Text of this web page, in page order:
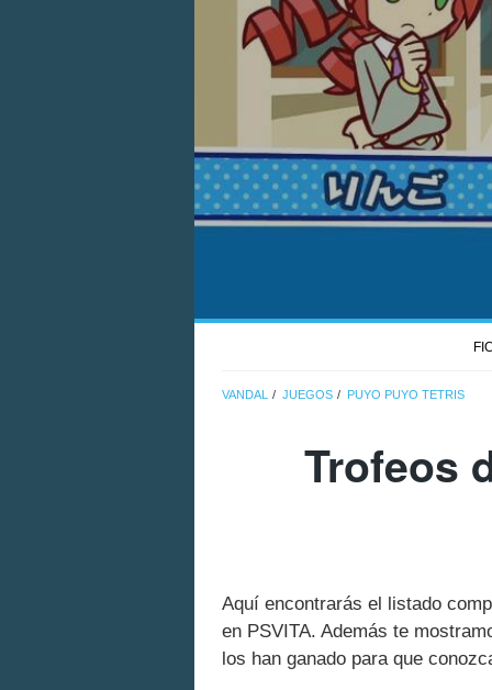
VANDAL JUEGOS PUYO PUYO TETRIS
Trofeos
Aquí encontrarás el listado
en PSVITA. Además te
los han ganado para que